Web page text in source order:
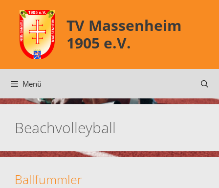
Inhalt
springen
TV Massenheim
1905 e.V.
Menü
Beachvolleyball
Ballfummler